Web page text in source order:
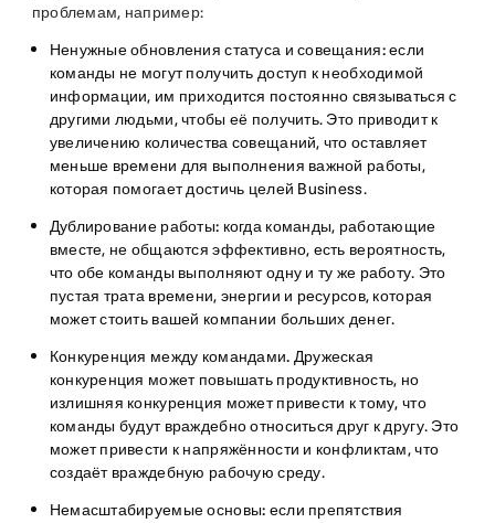
проблемам, например:
Ненужные обновления статуса и совещания:если
команды не могут получить доступ к необходимой
информации, им приходится постоянно связываться с
другими людьми, чтобы её получить. Это приводит к
увеличению количества совещаний, что оставляет
меньше времени для выполнения важной работы,
которая помогает достичь целей Business.
Дублирование работы: когда команды, работающие
вместе, не общаются эффективно, есть вероятность,
что обе команды выполняют одну и ту же работу. Это
пустая трата времени, энергии и ресурсов, которая
может стоить вашей компании больших денег.
Конкуренция между командами. Дружеская
конкуренция может повышать продуктивность, но
излишняя конкуренция может привести к тому, что
команды будут враждебно относиться друг к другу. Это
может привести к напряжённости и конфликтам, что
создаёт враждебную рабочую среду.
Немасштабируемые основы: если препятствия